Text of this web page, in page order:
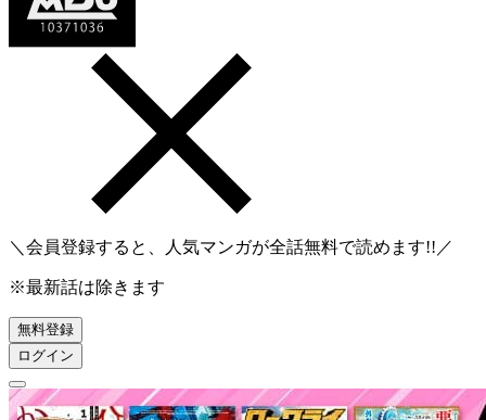
＼会員登録すると、人気マンガが全話無料で読めます!!／
※最新話は除きます
無料登録
ログイン